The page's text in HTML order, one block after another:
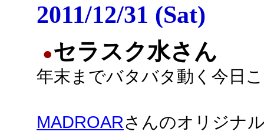
2011/12/31 (Sat)
●セラスク水さん
年末までバタバタ動く今日
MADROARさんのオリジナ